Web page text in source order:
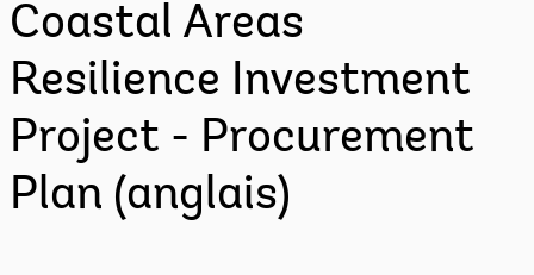
Coastal Areas
Resilience Investment
Project - Procurement
Plan (anglais)